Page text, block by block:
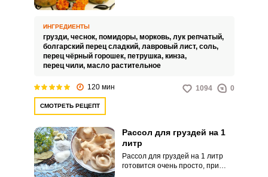
привередливым.
ИНГРЕДИЕНТЫ
грузди, чеснок, помидоры, морковь, лук репчатый,
болгарский перец сладкий, лавровый лист, соль,
перец чёрный горошек, петрушка, кинза,
перец чили, масло растительное
120 мин 1094 0
СМОТРЕТЬ РЕЦЕПТ
Рассол для груздей на 1
литр
Рассол для груздей на 1 литр
готовится очень просто, при